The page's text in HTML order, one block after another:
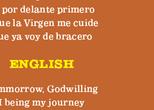
por delante primero
la Virgen me cuide
ya voy de bracero
ENGLISH
Godwilling
being my journey